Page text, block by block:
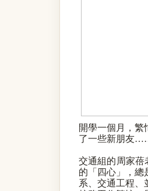
開學一個月，
了一些新朋友
交通組的周家蓓
的「四心」
，總
系、交通工程、